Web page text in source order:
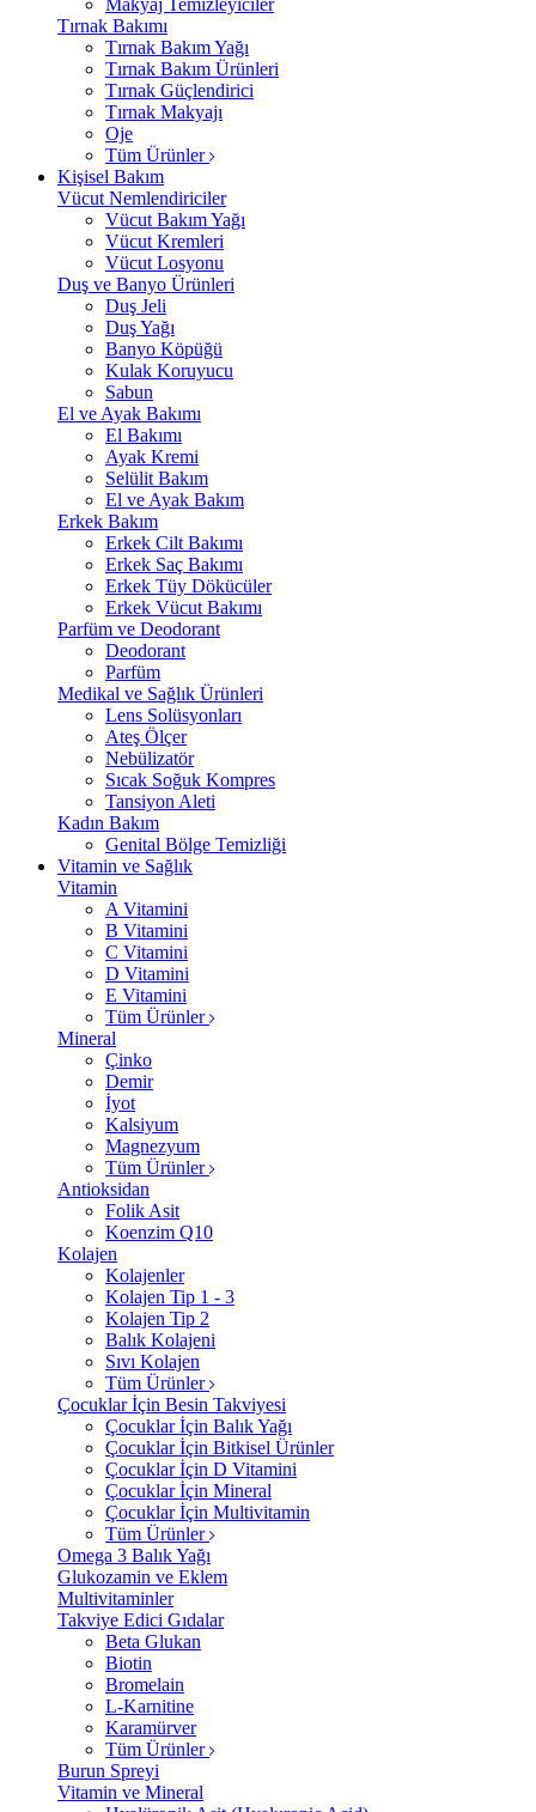
Makyaj Temizleyiciler
Tırnak Bakımı
Tırnak Bakım Yağı
Tırnak Bakım Ürünleri
Tırnak Güçlendirici
Tırnak Makyajı
Oje
Tüm Ürünler
Kişisel Bakım
Vücut Nemlendiriciler
Vücut Bakım Yağı
Vücut Kremleri
Vücut Losyonu
Duş ve Banyo Ürünleri
Duş Jeli
Duş Yağı
Banyo Köpüğü
Kulak Koruyucu
Sabun
El ve Ayak Bakımı
El Bakımı
Ayak Kremi
Selülit Bakım
El ve Ayak Bakım
Erkek Bakım
Erkek Cilt Bakımı
Erkek Saç Bakımı
Erkek Tüy Dökücüler
Erkek Vücut Bakımı
Parfüm ve Deodorant
Deodorant
Parfüm
Medikal ve Sağlık Ürünleri
Lens Solüsyonları
Ateş Ölçer
Nebülizatör
Sıcak Soğuk Kompres
Tansiyon Aleti
Kadın Bakım
Genital Bölge Temizliği
Vitamin ve Sağlık
Vitamin
A Vitamini
B Vitamini
C Vitamini
D Vitamini
E Vitamini
Tüm Ürünler
Mineral
Çinko
Demir
İyot
Kalsiyum
Magnezyum
Tüm Ürünler
Antioksidan
Folik Asit
Koenzim Q10
Kolajen
Kolajenler
Kolajen Tip 1 - 3
Kolajen Tip 2
Balık Kolajeni
Sıvı Kolajen
Tüm Ürünler
Çocuklar İçin Besin Takviyesi
Çocuklar İçin Balık Yağı
Çocuklar İçin Bitkisel Ürünler
Çocuklar İçin D Vitamini
Çocuklar İçin Mineral
Çocuklar İçin Multivitamin
Tüm Ürünler
Omega 3 Balık Yağı
Glukozamin ve Eklem
Multivitaminler
Takviye Edici Gıdalar
Beta Glukan
Biotin
Bromelain
L-Karnitine
Karamürver
Tüm Ürünler
Burun Spreyi
Vitamin ve Mineral